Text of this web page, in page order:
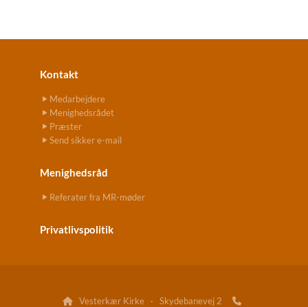
Kontakt
Medarbejdere
Menighedsrådet
Præster
Send sikker e-mail
Menighedsråd
Referater fra MR-møder
Privatlivspolitik
 Vesterkær Kirke · Skydebanevej 2 